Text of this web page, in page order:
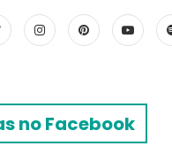
no Facebook